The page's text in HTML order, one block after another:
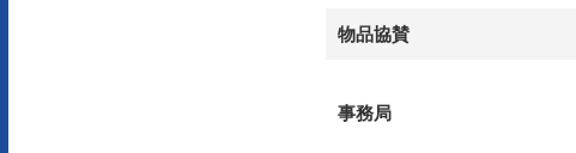
物品協賛
事務局